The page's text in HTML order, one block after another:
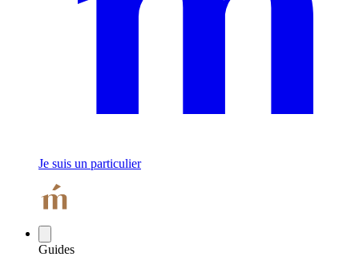
Je suis un particulier
Guides